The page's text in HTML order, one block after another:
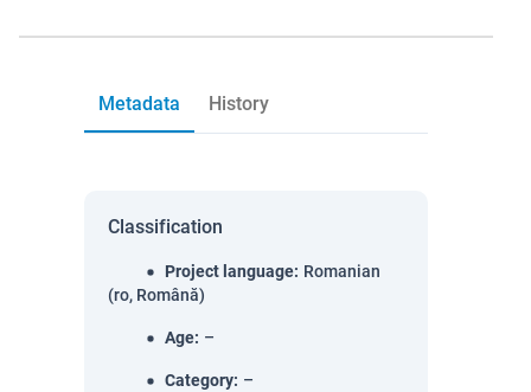
Metadata History
Classification
Project language: Romanian
(ro, Română)
Age: –
Category: –